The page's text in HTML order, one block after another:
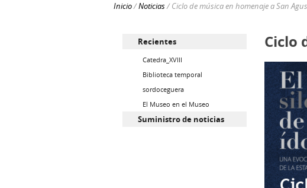
Inicio/Noticias/Ciclo de música en homenaje a San
Recientes
Catedra_XVIII
Biblioteca temporal
sordoceguera
El Museo en el Museo
Suministro de noticias
Ciclo